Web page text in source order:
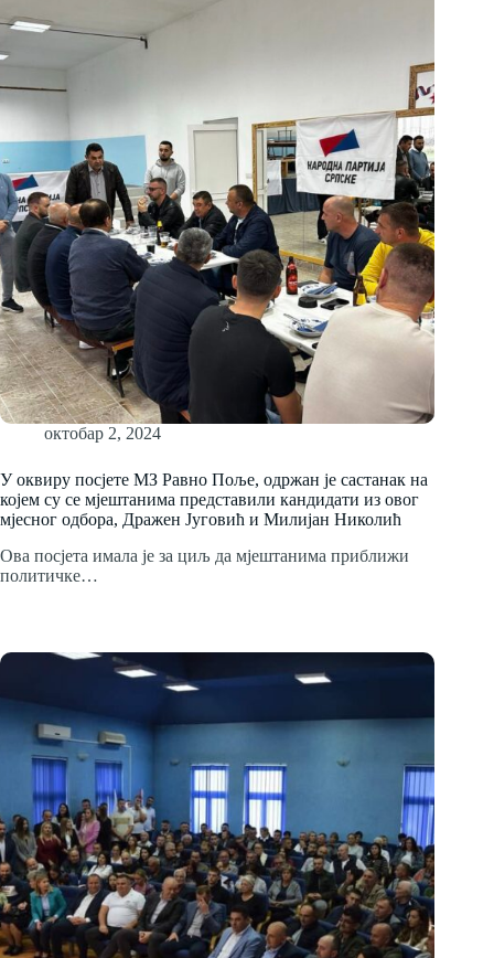
октобар 2, 2024
У оквиру посjете МЗ Равно Поље, одржан је састанак на
којем су се мјештанима представили кандидати из овог
мјесног одбора, Дражен Југовић и Милијан Николић
Ова посјета имала је за циљ да мјештанима приближи
политичке…